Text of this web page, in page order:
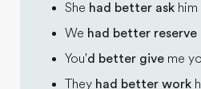
She had better ask
We had better reserve
You'd better give me
They had better work